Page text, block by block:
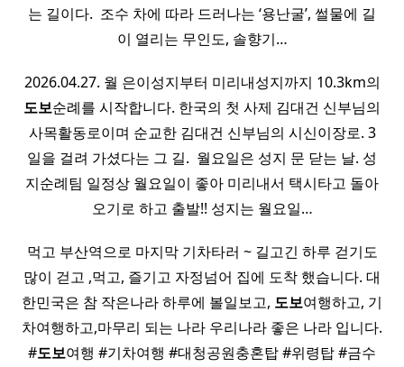
는 길이다. ​ 조수 차에 따라 드러나는 ‘용난굴’, 썰물에 길
이 열리는 무인도, 솔향기…
2026.04.27. 월 은이성지부터 미리내성지까지 10.3km의
도보순례를 시작합니다. 한국의 첫 사제 김대건 신부님의
사목활동로이며 순교한 김대건 신부님의 시신이장로. 3
일을 걸려 가셨다는 그 길. ​ 월요일은 성지 문 닫는 날. 성
지순례팀 일정상 월요일이 좋아 미리내서 택시타고 돌아
오기로 하고 출발!! 성지는 월요일…
먹고 부산역으로 마지막 기차타러 ~ 길고긴 하루 걷기도
많이 걷고 ,먹고, 즐기고 자정넘어 집에 도착 했습니다. 대
한민국은 참 작은나라 하루에 볼일보고, 도보여행하고, 기
차여행하고,마무리 되는 나라 우리나라 좋은 나라 입니다.
#도보여행 #기차여행 #대청공원충혼탑 #위령탑 #금수